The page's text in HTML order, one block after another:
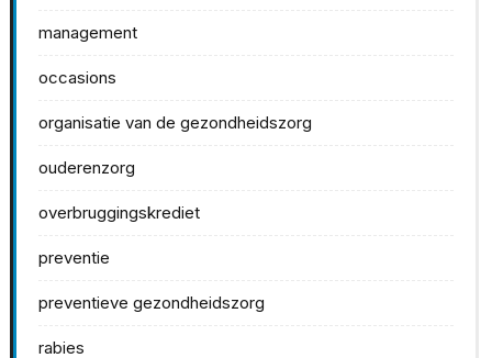
management
occasions
organisatie van de gezondheidszorg
ouderenzorg
overbruggingskrediet
preventie
preventieve gezondheidszorg
rabies